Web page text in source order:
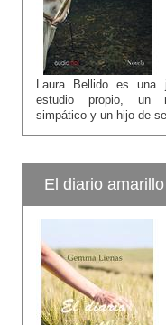
Laura Bellido es una
estudio propio, un
simpático y un hijo de
El diario